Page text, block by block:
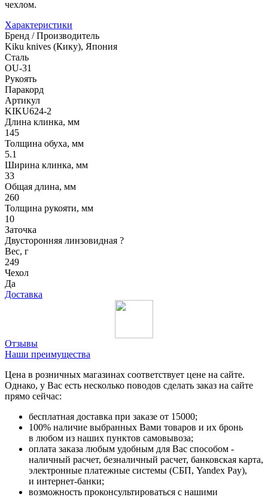
чехлом.
Характеристики
Бренд / Производитель
Kiku knives (Кику), Япония
Сталь
OU-31
Рукоять
Паракорд
Артикул
KIKU624-2
Длина клинка, мм
145
Толщина обуха, мм
5.1
Ширина клинка, мм
33
Общая длина, мм
260
Толщина рукояти, мм
10
Заточка
Двусторонняя линзовидная ?
Вес, г
249
Чехол
Да
Доставка
Отзывы
Наши преимущества
Цена в розничных магазинах соответствует цене на сайте.
Однако, у Вас есть несколько поводов сделать заказ на сайте
прямо сейчас:
бесплатная доставка при заказе от 15000;
100% наличие выбранных Вами товаров и их бронь
в любом из наших пунктов самовывоза;
оплата заказа любым удобным для Вас способом -
наличный расчет, безналичный расчет, банковская карта,
электронные платежные системы (СБП, Yandex Pay),
и интернет-банки;
возможность проконсультироваться с нашими